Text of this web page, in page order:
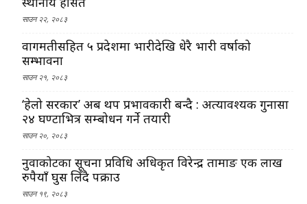
साउन २२, २०८३
वागमतीसहित ५ प्रदेशमा भारीदेखि धेरै भारी वर्षाको
सम्भावना
साउन २१, २०८३
‘हेलो सरकार’ अब थप प्रभावकारी बन्दै : अत्यावश्यक गुनासा
२४ घण्टाभित्र सम्बोधन गर्ने तयारी
साउन २०, २०८३
नुवाकोटका सूचना प्रविधि अधिकृत विरेन्द्र तामाङ एक लाख
रुपैयाँ घुस लिँदै पक्राउ
साउन १९, २०८३